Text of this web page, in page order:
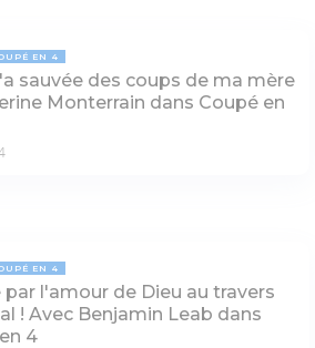
EN 4
sauvée des coups de ma mère
Monterrain dans Coupé en
EN 4
par l'amour de Dieu au travers
! Avec Benjamin Leab dans
4